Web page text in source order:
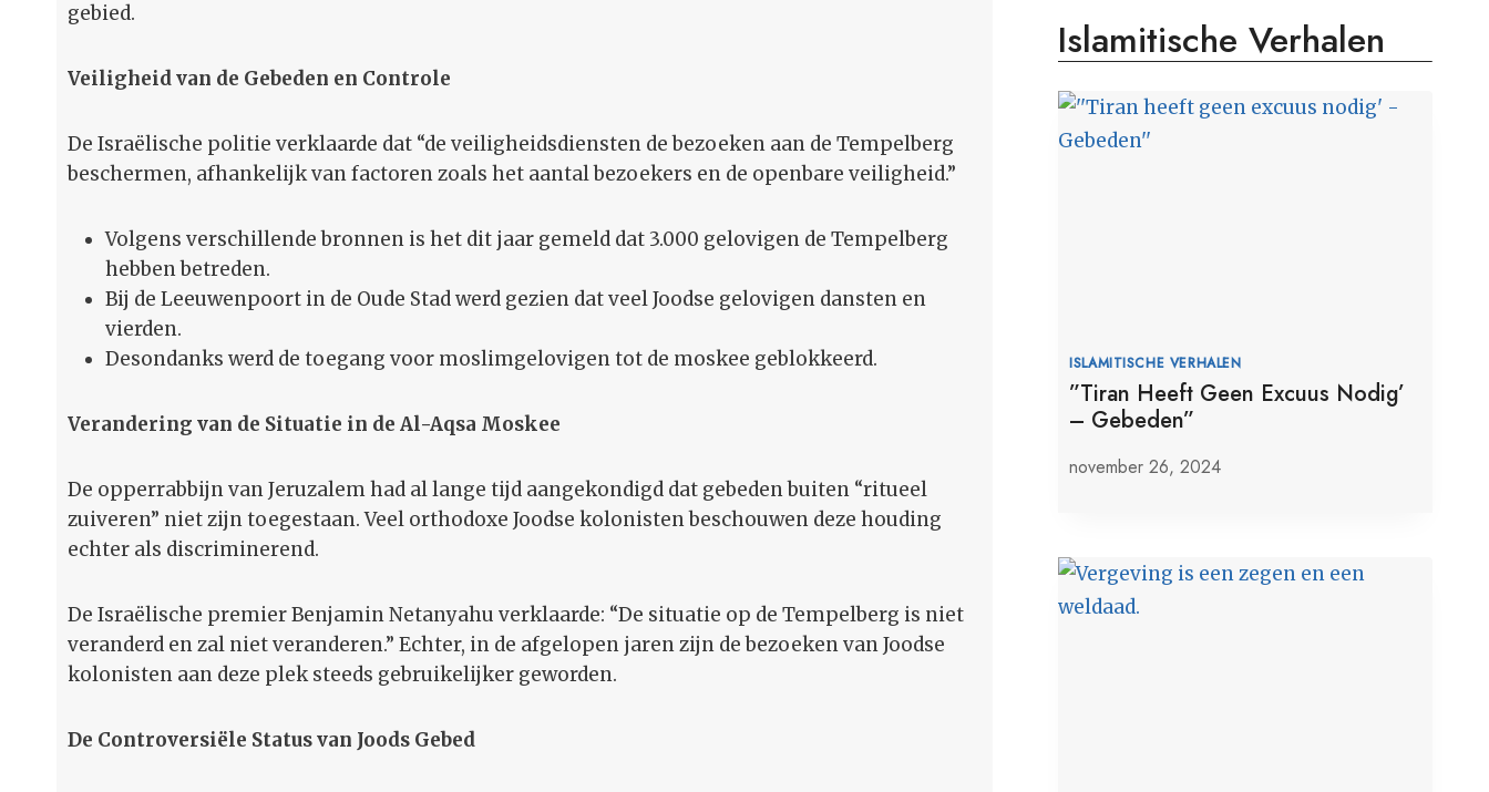
gebied.
Veiligheid van de Gebeden en Controle
De Israëlische politie verklaarde dat “de veiligheidsdiensten de bezoeken aan de Tempelberg
beschermen, afhankelijk van factoren zoals het aantal bezoekers en de openbare veiligheid.”
Volgens verschillende bronnen is het dit jaar gemeld dat 3.000 gelovigen de Tempelberg
hebben betreden.
Bij de Leeuwenpoort in de Oude Stad werd gezien dat veel Joodse gelovigen dansten en
vierden.
Desondanks werd de toegang voor moslimgelovigen tot de moskee geblokkeerd.
Verandering van de Situatie in de Al-Aqsa Moskee
De opperrabbijn van Jeruzalem had al lange tijd aangekondigd dat gebeden buiten “ritueel
zuiveren” niet zijn toegestaan. Veel orthodoxe Joodse kolonisten beschouwen deze houding
echter als discriminerend.
De Israëlische premier Benjamin Netanyahu verklaarde: “De situatie op de Tempelberg is niet
veranderd en zal niet veranderen.” Echter, in de afgelopen jaren zijn de bezoeken van Joodse
kolonisten aan deze plek steeds gebruikelijker geworden.
De Controversiële Status van Joods Gebed
Islamitische Verhalen
ISLAMITISCHE VERHALEN
”Tiran Heeft Geen Excuus Nodig’
– Gebeden”
november 26, 2024